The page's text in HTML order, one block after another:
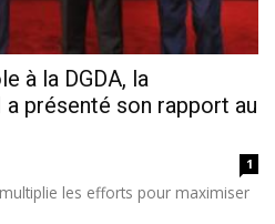
à la DGDA, la
présenté son rapport au
1
les efforts pour maximiser